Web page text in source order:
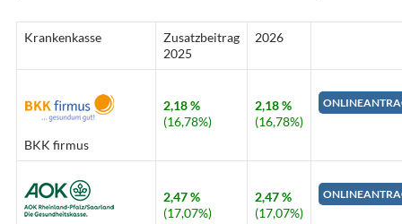
Krankenkasse
Zusatzbeitrag
2025
2026
BKK firmus
2,18 %
(16,78%)
2,18 %
(16,78%)
2,47 %
(17,07%)
2,47 %
(17,07%)